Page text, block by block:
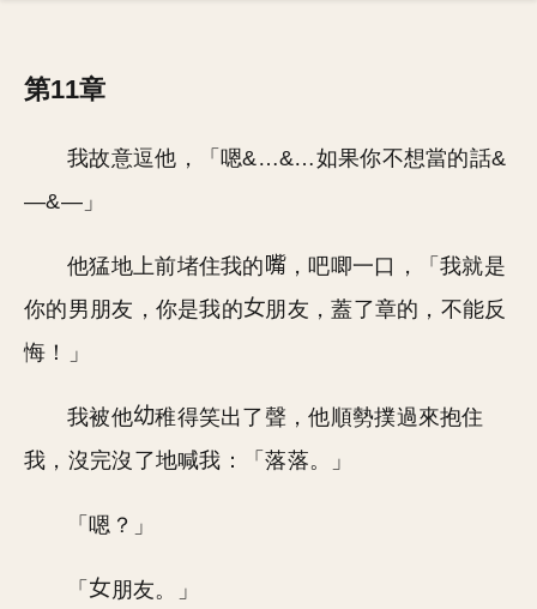
第11章
我故意逗他，「嗯&…&…如果你不想當的話&
—&—」
他猛地上前堵住我的
，吧唧一口，「我就是
你的男朋友，你是我的
朋友，蓋了章的，不能反
悔！」
我被他
稚得笑出了聲，他順勢撲過來抱住
我，沒完沒了地喊我：「落落。」
「嗯？」
「 朋友。」